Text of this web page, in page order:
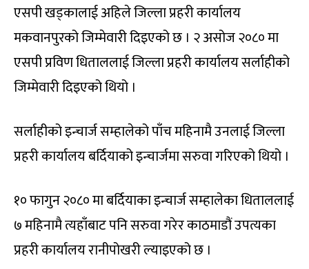
एसपी खड्कालाई अहिले जिल्ला प्रहरी कार्यालय
मकवानपुरको जिम्मेवारी दिइएको छ । २ असोज २०८० मा
एसपी प्रविण धिताललाई जिल्ला प्रहरी कार्यालय सर्लाहीको
जिम्मेवारी दिइएको थियो ।
सर्लाहीको इन्चार्ज सम्हालेको पाँच महिनामै उनलाई जिल्ला
प्रहरी कार्यालय बर्दियाको इन्चार्जमा सरुवा गरिएको थियो ।
१० फागुन २०८० मा बर्दियाका इन्चार्ज सम्हालेका धिताललाई
७ महिनामै त्यहाँबाट पनि सरुवा गरेर काठमाडौं उपत्यका
प्रहरी कार्यालय रानीपोखरी ल्याइएको छ ।